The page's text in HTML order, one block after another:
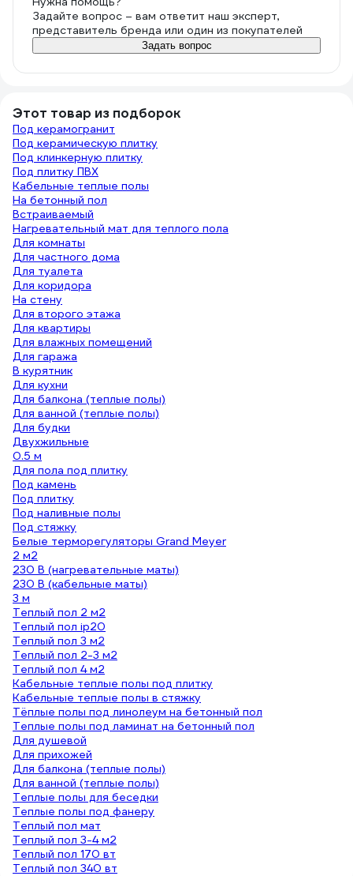
Задайте вопрос – вам ответит наш эксперт,
представитель бренда или один из покупателей
Задать вопрос
Этот товар из подборок
Под керамогранит
Под керамическую плитку
Под клинкерную плитку
Под плитку ПВХ
Кабельные теплые полы
На бетонный пол
Встраиваемый
Нагревательный мат для теплого пола
Для комнаты
Для частного дома
Для туалета
Для коридора
На стену
Для второго этажа
Для квартиры
Для влажных помещений
Для гаража
В курятник
Для кухни
Для балкона (теплые полы)
Для ванной (теплые полы)
Для будки
Двухжильные
0.5 м
Для пола под плитку
Под камень
Под плитку
Под наливные полы
Под стяжку
Белые терморегуляторы Grand Meyer
2 м2
230 В (нагревательные маты)
230 В (кабельные маты)
3 м
Теплый пол 2 м2
Теплый пол ip20
Теплый пол 3 м2
Теплый пол 2-3 м2
Теплый пол 4 м2
Кабельные теплые полы под плитку
Кабельные теплые полы в стяжку
Тёплые полы под линолеум на бетонный пол
Теплые полы под ламинат на бетонный пол
Для душевой
Для прихожей
Для балкона (теплые полы)
Для ванной (теплые полы)
Теплые полы для беседки
Теплые полы под фанеру
Теплый пол мат
Теплый пол 3-4 м2
Теплый пол 170 вт
Теплый пол 340 вт